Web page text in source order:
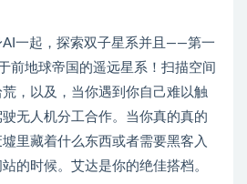
一起，探索双子星系并且——第一
前地球帝国的遥远星系！扫描空间
，以及，当你遇到你自己难以触
无人机分工合作。当你真的真的
里藏着什么东西或者需要黑客入
的时候。艾达是你的绝佳搭档。